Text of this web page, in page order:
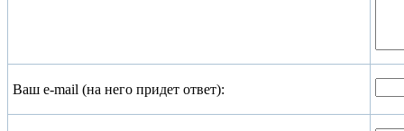
Ваш e-mail (на него придет ответ):